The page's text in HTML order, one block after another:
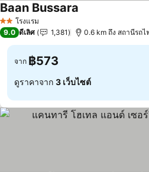
2 ดาวโรงแรม
Baan Bussara
9.0 ดีเลิศ 1,381 0.6 km ถึง สถานีรถไ
จาก ฿573
ดูราคาจาก 3 เว็บไซต์